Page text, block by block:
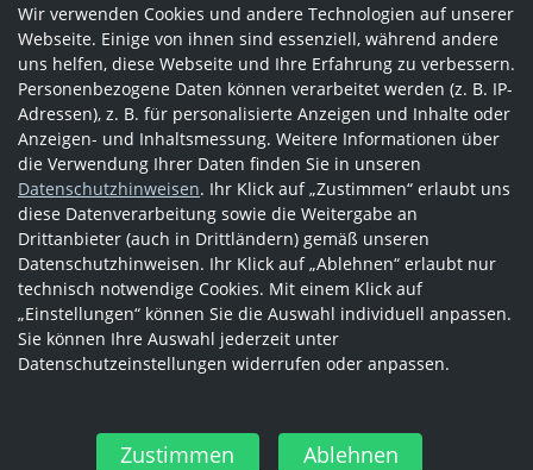
Wir verwenden Cookies und andere Technologien auf unserer
Webseite. Einige von ihnen sind essenziell, während andere
uns helfen, diese Webseite und Ihre Erfahrung zu verbessern.
Personenbezogene Daten können verarbeitet werden (z. B. IP-
Adressen), z. B. für personalisierte Anzeigen und Inhalte oder
Anzeigen- und Inhaltsmessung. Weitere Informationen über
die Verwendung Ihrer Daten finden Sie in unseren
Datenschutzhinweisen. Ihr Klick auf „Zustimmen“ erlaubt uns
diese Datenverarbeitung sowie die Weitergabe an
Drittanbieter (auch in Drittländern) gemäß unseren
Datenschutzhinweisen. Ihr Klick auf „Ablehnen“ erlaubt nur
technisch notwendige Cookies. Mit einem Klick auf
„Einstellungen“ können Sie die Auswahl individuell anpassen.
Sie können Ihre Auswahl jederzeit unter
Datenschutzeinstellungen widerrufen oder anpassen.
Zustimmen
Ablehnen